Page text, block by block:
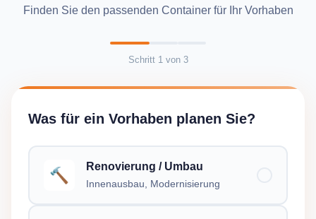
Finden Sie den passenden Container für Ihr Vorhaben
Schritt 1von 3
Was für ein Vorhaben planen Sie?
🔨 Renovierung / Umbau
Innenausbau, Modernisierung